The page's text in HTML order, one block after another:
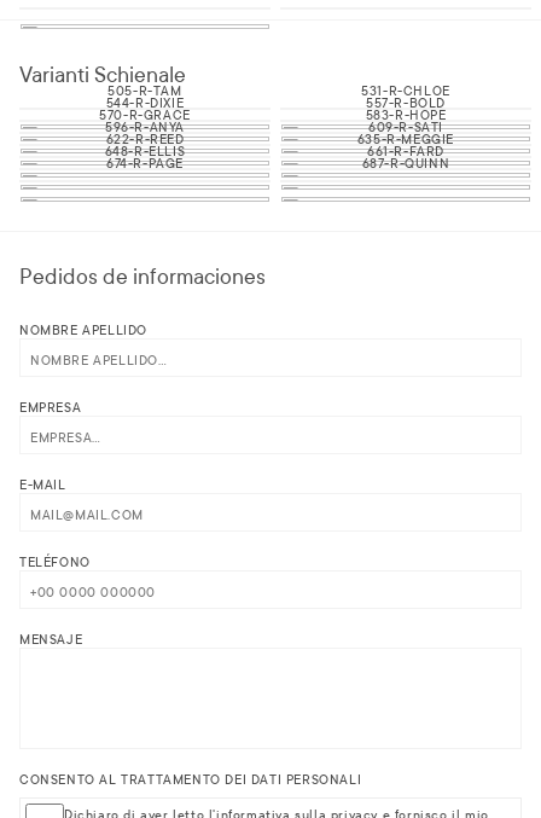
Varianti Schienale
505-R-TAM 531-R-CHLOE
544-R-DIXIE 557-R-BOLD
570-R-GRACE 583-R-HOPE
596-R-ANYA 609-R-SATI
622-R-REED 635-R-MEGGIE
648-R-ELLIS 661-R-FARD
674-R-PAGE 687-R-QUINN
Pedidos de informaciones
NOMBRE APELLIDO
EMPRESA
E-MAIL
TELÉFONO
MENSAJE
CONSENTO AL TRATTAMENTO DEI DATI PERSONALI
Dichiaro di aver letto l'informativa sulla privacy e fornisco il mio